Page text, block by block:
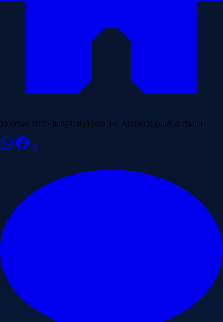
Mondiale U17 - Italia-Uzbekistan 3-2. Azzurri ai quarti di finale!